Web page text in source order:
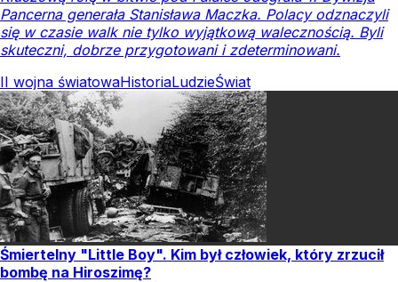
Pancerna generała Stanisława Maczka. Polacy odznaczyli
się w czasie walk nie tylko wyjątkową walecznością. Byli
skuteczni, dobrze przygotowani i zdeterminowani.
II wojna światowaHistoriaLudzieŚwiat
Śmiertelny "Little Boy". Kim był człowiek, który zrzucił
bombę na Hiroszimę?